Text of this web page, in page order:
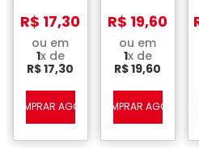
Interruptor
Paralelo
10 A 250
V –
Lizflex
R$ 17,30
ou em
1x de
R$17,30
COMPRAR AGORA
Tomadas
2 P + T
10 A 250
V –
Lizflex
R$ 19,60
ou em
1x de
R$19,60
COMPRAR AGORA